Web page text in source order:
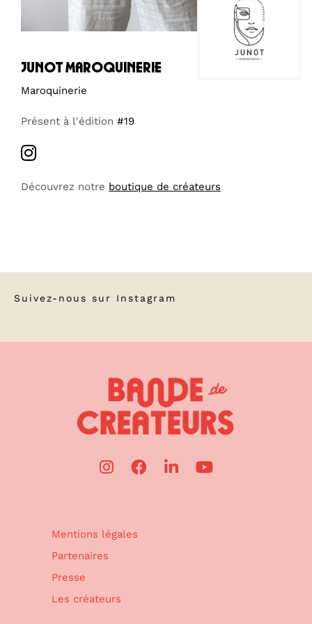
junot maroquinerie
Maroquinerie
Présent à l'édition #19
Découvrez notre boutique de créateurs
Suivez-nous sur Instagram
Mentions légales
Partenaires
Presse
Les créateurs